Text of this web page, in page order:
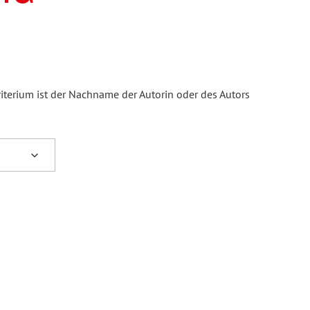
ist der Nachname der Autorin oder des Autors